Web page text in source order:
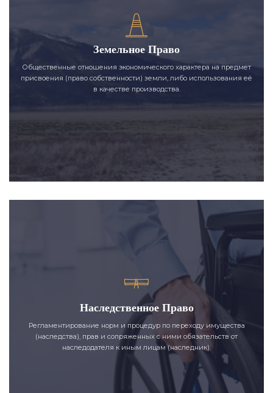
Земельное Право
Общественные отношения экономического характера на предмет
присвоения (право собственности) земли, либо использования её
в качестве производства.
Наследственное Право
Регламентирование норм и процедур по переходу имущества
(наследства), прав и сопряженных с ними обязательств от
наследодателя к иным лицам (наследник).